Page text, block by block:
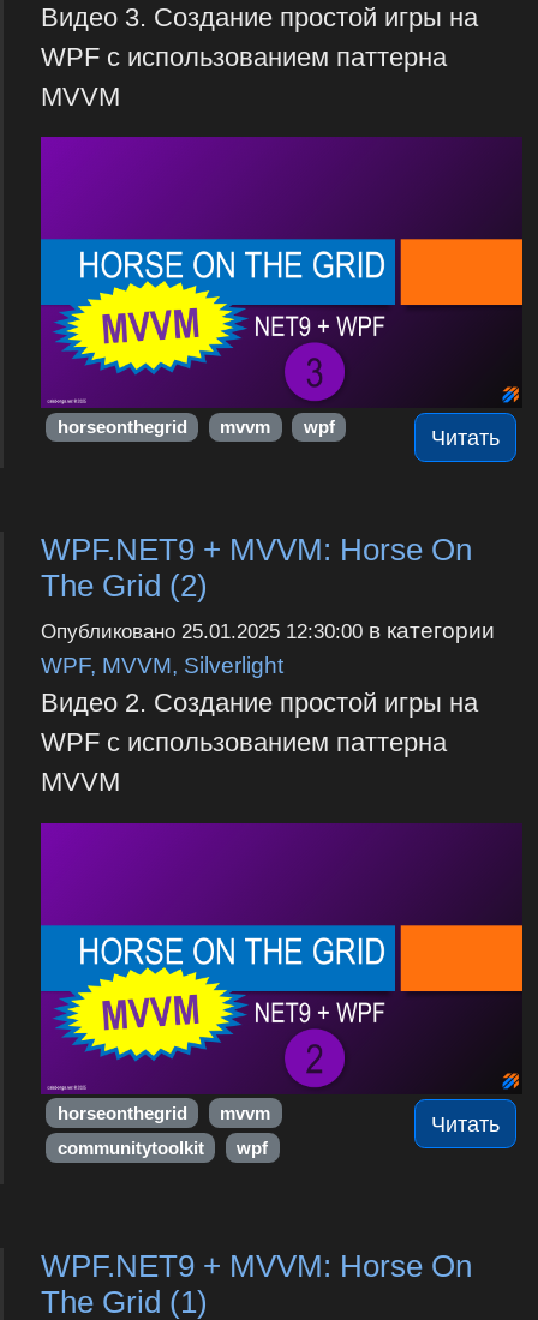
Видео 3. Создание простой игры на
WPF с использованием паттерна
MVVM
Читать
horseonthegrid mvvm wpf
WPF.NET9 + MVVM: Horse On
The Grid (2)
Опубликовано 25.01.2025 12:30:00в категории
WPF, MVVM, Silverlight
Видео 2. Создание простой игры на
WPF с использованием паттерна
MVVM
Читать
horseonthegrid
mvvm
communitytoolkit
wpf
WPF.NET9 + MVVM: Horse On
The Grid (1)